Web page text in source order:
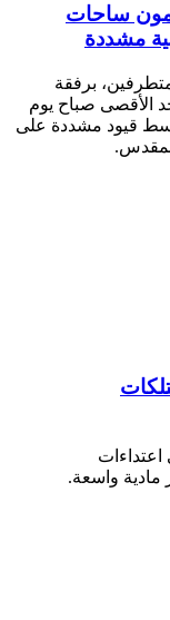
ساحات
مشددة
برفقة
الأقصى صباح يوم
قيود مشددة على
مادية واسعة.